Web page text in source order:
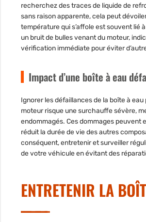
recherchez des traces de liquide de
sans raison apparente, cela peut
température qui s’affole est souvent lié
un bruit de bulles venant du moteur,
vérification immédiate pour éviter
Impact d’une boîte à eau
Ignorer les défaillances de la boîte à
moteur risque une surchauffe sévère,
endommagés. Ces dommages peuvent
réduit la durée de vie des autres
conséquent, entretenir et surveiller
de votre véhicule en évitant des
ENTRETENIR LA